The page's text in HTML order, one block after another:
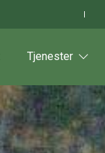
Tjenester